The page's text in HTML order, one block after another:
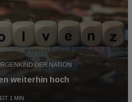
1.) Re/Max Austria Die
ohne Zinshaus
1.) ÖRAG 2.) Immo-Contract
Die stärksten
Zinshaus
EHL Immobilien 2.) Fischer,
DER NATION
weiterhin hoch
1 MIN